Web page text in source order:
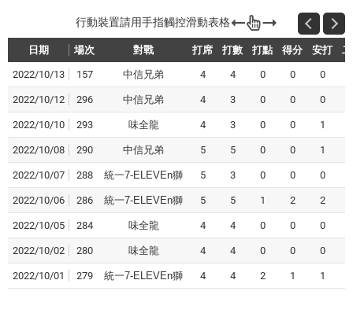
日期 場次 對戰 打席 打數 打點 得分 安打
2022/10/13 157 中信兄弟 4 4 0 0 0
2022/10/12 296 中信兄弟 4 3 0 0 0
2022/10/10 293 味全龍 4 3 0 0 1
2022/10/08 290 中信兄弟 5 5 0 0 1
2022/10/07 288 統一7-ELEVEn獅 5 3 0 0 0
2022/10/06 286 統一7-ELEVEn獅 5 5 1 2 2
2022/10/05 284 味全龍 4 4 0 0 0
2022/10/02 280 味全龍 4 4 0 0 0
2022/10/01 279 統一7-ELEVEn獅 4 4 2 1 1